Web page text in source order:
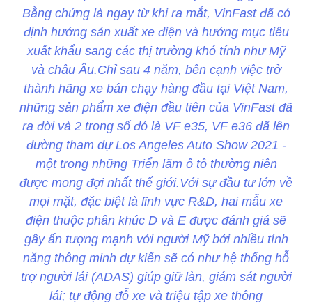
Bằng chứng là ngay từ khi ra mắt, VinFast đã có
định hướng sản xuất xe điện và hướng mục tiêu
xuất khẩu sang các thị trường khó tính như Mỹ
và châu Âu.Chỉ sau 4 năm, bên cạnh việc trở
thành hãng xe bán chạy hàng đầu tại Việt Nam,
những sản phẩm xe điện đầu tiên của VinFast đã
ra đời và 2 trong số đó là VF e35, VF e36 đã lên
đường tham dự Los Angeles Auto Show 2021 -
một trong những Triển lãm ô tô thường niên
được mong đợi nhất thế giới.Với sự đầu tư lớn về
mọi mặt, đặc biệt là lĩnh vực R&D, hai mẫu xe
điện thuộc phân khúc D và E được đánh giá sẽ
gây ấn tượng mạnh với người Mỹ bởi nhiều tính
năng thông minh dự kiến sẽ có như hệ thống hỗ
trợ người lái (ADAS) giúp giữ làn, giám sát người
lái; tự động đỗ xe và triệu tập xe thông